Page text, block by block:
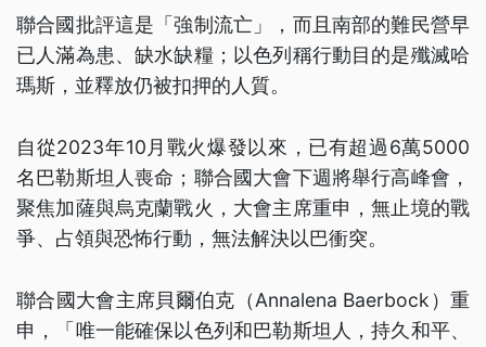
聯合國批評這是「強制流亡」，而且南部的難民營早
已人滿為患、缺水缺糧；以色列稱行動目的是殲滅哈
瑪斯，並釋放仍被扣押的人質。
自從2023年10月戰火爆發以來，已有超過6萬5000
名巴勒斯坦人喪命；聯合國大會下週將舉行高峰會，
聚焦加薩與烏克蘭戰火，大會主席重申，無止境的戰
爭、占領與恐怖行動，無法解決以巴衝突。
聯合國大會主席貝爾伯克（Annalena Baerbock）重
申，「唯一能確保以色列和巴勒斯坦人，持久和平、